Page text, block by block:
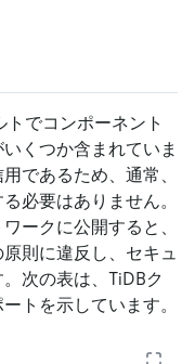
でコンポーネント
くつか含まれていま
であるため、通常、
必要はありません。
ークに公開すると、
則に違反し、セキュ
次の表は、TiDBク
トを示しています。